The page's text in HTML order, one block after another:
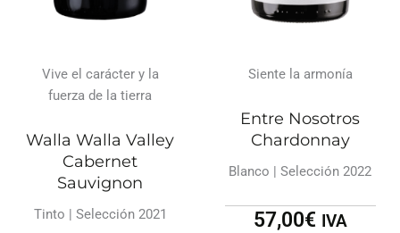
Vive el carácter y la
fuerza de la tierra
Walla Walla Valley
Cabernet
Sauvignon
Tinto | Selección 2021
Siente la armonía
Entre Nosotros
Chardonnay
Blanco | Selección 2022
57,00€ IVA